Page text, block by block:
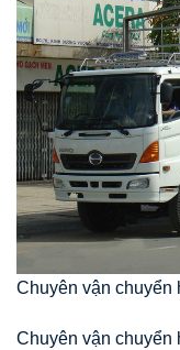
Chuyên vận chuyển
Chuyên vận chuyển